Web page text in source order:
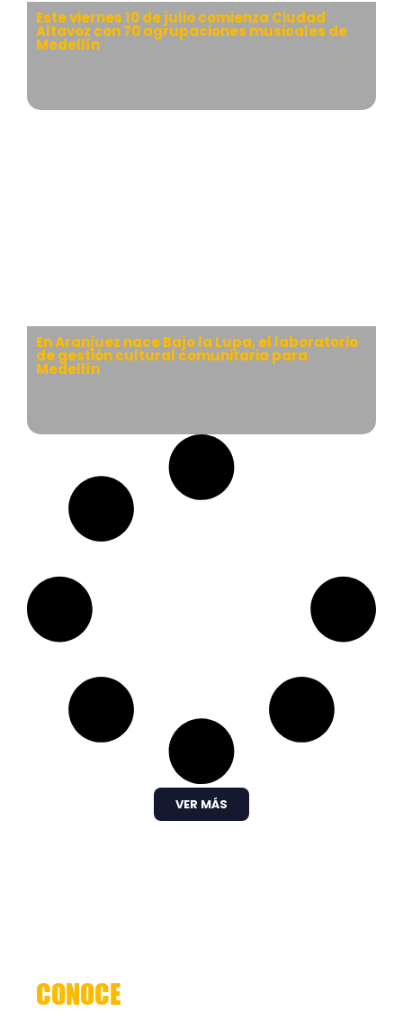
Este viernes 10 de julio comienza Ciudad
Altavoz con 70 agrupaciones musicales de
Medellín
En Aranjuez nace Bajo la Lupa, el laboratorio
de gestión cultural comunitaria para
Medellín
VER MÁS
CONOCE